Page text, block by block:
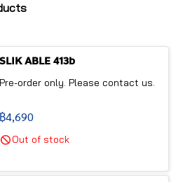
SLIK ABLE 413b
Pre-order only. Please contact us.
฿4,690
Out of stock